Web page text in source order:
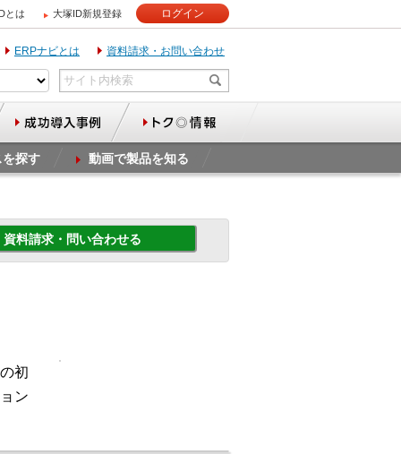
とは 大塚ID新規登録 ログイン
ERPナビとは 資料請求・お問い合わせ
探す 動画で製品を知る
資料請求・問い合わせる
初
ン